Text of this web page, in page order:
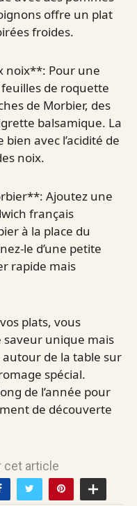
offre un plat
froides.
noix**: Pour une
de roquette
de Morbier, des
balsamique. La
avec l’acidité de
noix.
Ajoutez une
français
à la place du
le d’une petite
rapide mais
plats, vous
unique mais
de la table sur
spécial.
de l’année pour
de découverte
cet article